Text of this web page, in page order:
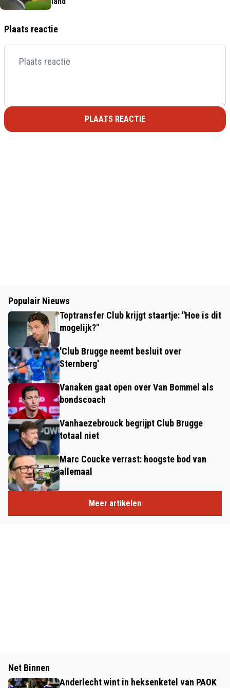
Plaats reactie
PLAATS REACTIE
Populair Nieuws
Toptransfer Club krijgt staartje: "Hoe is dit
mogelijk?"
'Club Brugge neemt besluit over
Sternberg'
Vanaken gaat open over Van Bommel als
bondscoach
Vanhaezebrouck begrijpt Club Brugge
totaal niet
Marc Coucke verrast: hoogste bod van
allemaal
Meer artikelen
Net Binnen
Anderlecht wint in heksenketel van PAOK